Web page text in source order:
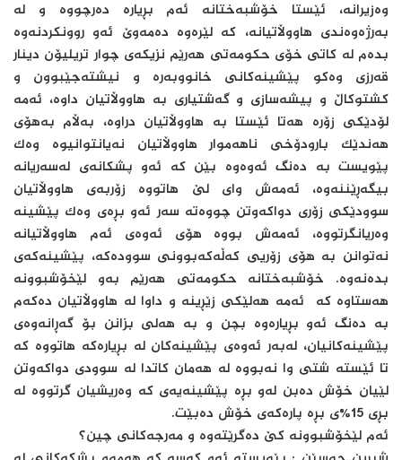
وه‌زیرانه‌، ئێستا خۆشبه‌ختانه‌ ئه‌م بڕیاره‌ ده‌رچووه‌ و له‌
به‌رژه‌وه‌ندی هاووڵاتیانه‌، كه‌ لێر‌ه‌وه‌ ده‌مه‌وێ ئه‌و روونكردنه‌وه‌
بده‌م له‌ كاتی خۆی حكومه‌تی هه‌رێم نزیكه‌ی چوار تریلیۆن دینار
قه‌رزی وه‌كو پێشینه‌كانی خانووبه‌ره‌ و نیشته‌جێبوون و
كشتوكاڵ و پیشه‌سازی و گه‌شتیاری به‌ هاووڵاتیان‌ داوه‌، ئه‌مه‌
لۆدێكی زۆره‌ هه‌تا ئێستا به‌ هاووڵاتیان دراوه‌، به‌ڵام به‌هۆی
هه‌ندێك بارودۆخی ناهه‌موار هاووڵاتیان نه‌یانتوانیوه‌ وه‌ك
پێویست به‌ ده‌نگ ئه‌وه‌وه‌ بێن كه‌ ئه‌و پشكانه‌ی له‌سه‌ریانه‌
بیگه‌ڕێننه‌وه‌، ئه‌مه‌ش وای لێ هاتووه‌ زۆربه‌ی هاووڵاتیان
سوودێكی زۆری دواكه‌وتن چووه‌ته‌ سه‌ر ئه‌و بڕه‌ی وه‌ك پێشینه‌
وه‌ریانگرتووه‌، ئه‌مه‌ش بووه‌ هۆی ئه‌وه‌ی ئه‌م هاووڵاتیانه‌
نه‌توانن به ‌هۆی زۆریی كه‌ڵه‌كه‌بوونی سووده‌كه‌، پێشینه‌كه‌ی
بده‌نه‌وه‌‌. خۆشبه‌ختانه‌ حكومه‌تی هه‌رێم به‌و لێخۆشبوونه‌
هه‌ستاوه‌ كه‌ ئه‌مه‌ هه‌لێكی زێڕینه‌ و داوا له‌ هاووڵاتیان ده‌كه‌م
به‌ ده‌نگ ئه‌و بڕیاره‌وه‌ بچن و به‌ هه‌لی بزانن بۆ گه‌ڕانه‌وه‌ی
پێشینه‌كانیان، له‌به‌ر ئه‌وه‌ی پێشینه‌كان له‌ بڕیاره‌كه‌ هاتووه‌ كه‌
تا ئێسته‌ شتی وا نه‌بووه‌ له‌ هه‌مان كاتدا له‌ سوودی دواكه‌وتن
لێیان خۆش ده‌بن له‌و بڕه‌ پێشینه‌یه‌ی كه‌ وه‌ریشیان گرتووه‌ له‌
بڕی 15%ی بڕه‌ پاره‌كه‌ی خۆش ده‌بێت.
ئه‌م لێخۆشبوونه‌ كێ ده‌گرێته‌وه‌ و مه‌رجه‌كانی چین؟